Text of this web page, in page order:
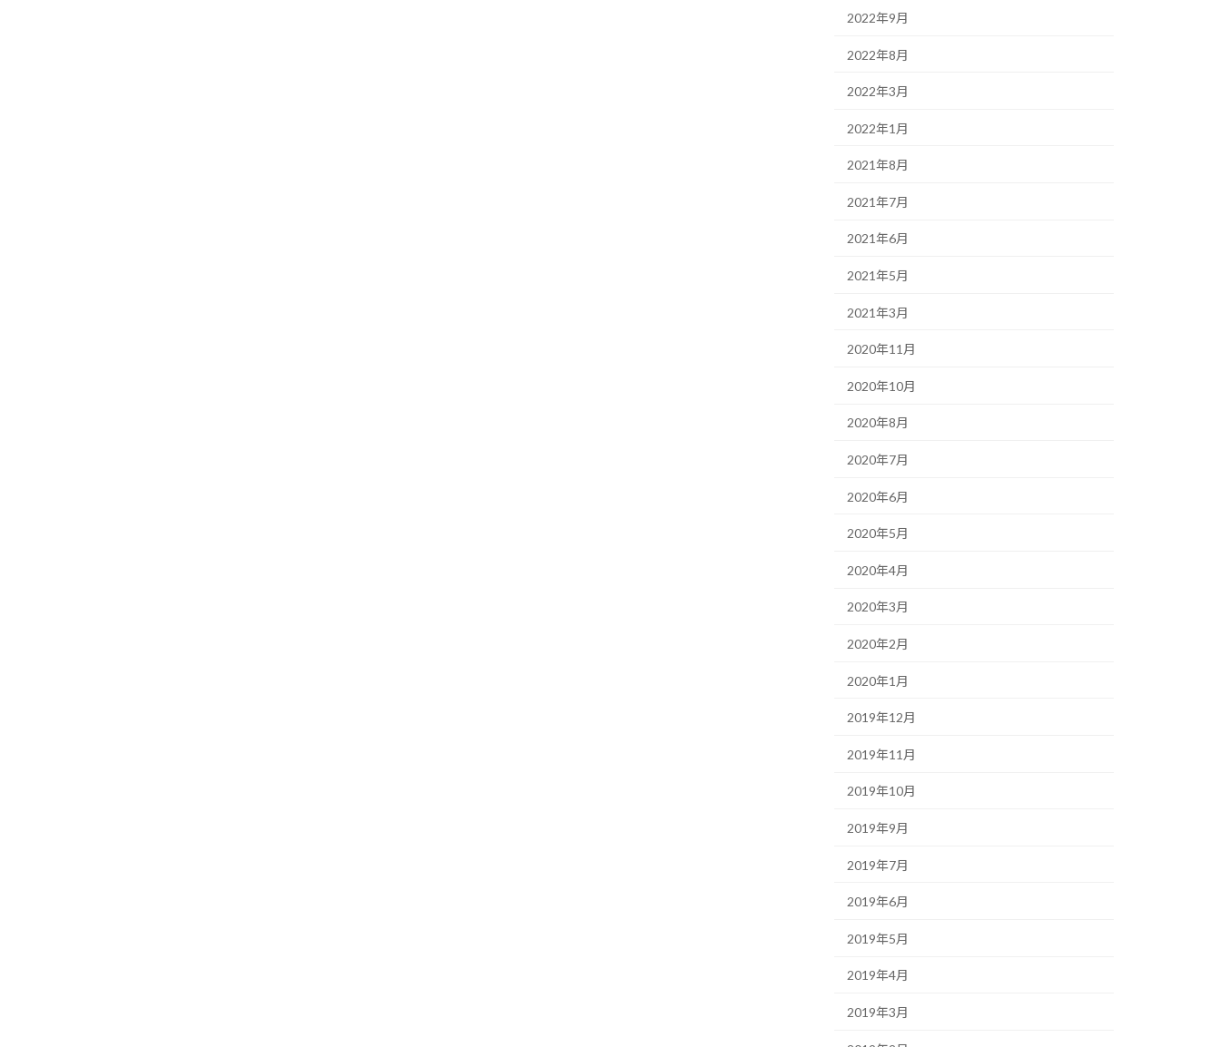
2022年9月
2022年8月
2022年3月
2022年1月
2021年8月
2021年7月
2021年6月
2021年5月
2021年3月
2020年11月
2020年10月
2020年8月
2020年7月
2020年6月
2020年5月
2020年4月
2020年3月
2020年2月
2020年1月
2019年12月
2019年11月
2019年10月
2019年9月
2019年7月
2019年6月
2019年5月
2019年4月
2019年3月